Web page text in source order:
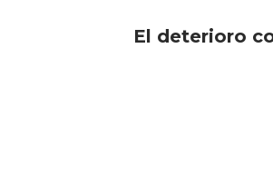
El deterioro